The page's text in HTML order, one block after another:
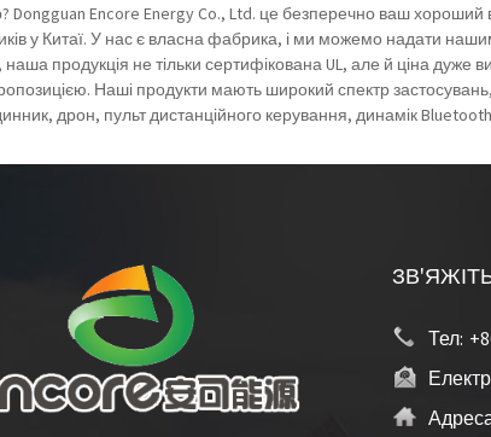
Dongguan Encore Energy Co., Ltd. це безперечно ваш хороший
у Китаї. У нас є власна фабрика, і ми можемо надати
продукція не тільки сертифікована UL, але й ціна дуже
Наші продукти мають широкий спектр
дрон, пульт дистанційного керування, динамік
Тел: